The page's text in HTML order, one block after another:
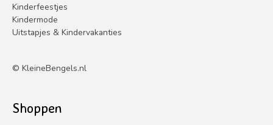
Kinderfeestjes
Kindermode
Uitstapjes & Kindervakanties
© KleineBengels.nl
Shoppen